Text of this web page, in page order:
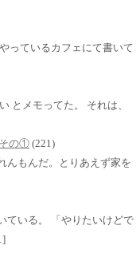
ているカフェにて書いて
とメモってた。 それは、
その① (221)
んもんだ。とりあえず家を
ている。 「やりたいけどで